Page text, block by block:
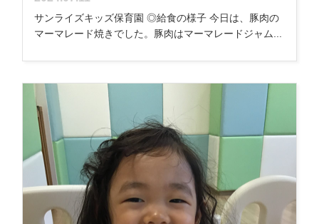
サンライズキッズ保育園 ◎給食の様子 今日は、豚肉の
マーマレード焼きでした。豚肉はマーマレードジャム...